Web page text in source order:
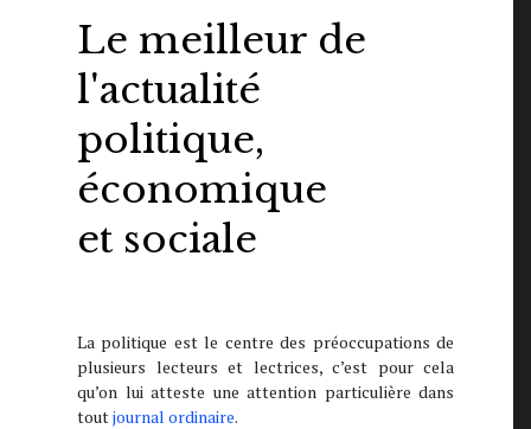
Le meilleur de
l'actualité
politique,
économique
et sociale
La politique est le centre des préoccupations de
plusieurs lecteurs et lectrices, c’est pour cela
qu’on lui atteste une attention particulière dans
toutjournal ordinaire.